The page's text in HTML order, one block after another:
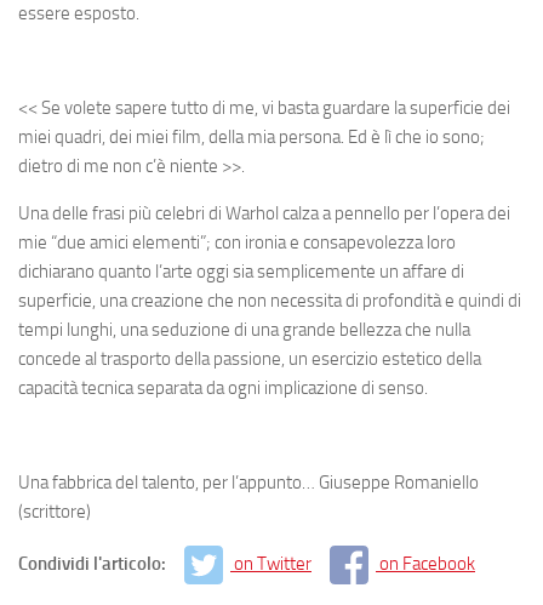
essere esposto.
<< Se volete sapere tutto di me, vi basta guardare la superficie dei
miei quadri, dei miei film, della mia persona. Ed è lì che io sono;
dietro di me non c’è niente >>.
Una delle frasi più celebri di Warhol calza a pennello per l’opera dei
mie “due amici elementi”; con ironia e consapevolezza loro
dichiarano quanto l’arte oggi sia semplicemente un affare di
superficie, una creazione che non necessita di profondità e quindi di
tempi lunghi, una seduzione di una grande bellezza che nulla
concede al trasporto della passione, un esercizio estetico della
capacità tecnica separata da ogni implicazione di senso.
Una fabbrica del talento, per l’appunto… Giuseppe Romaniello
(scrittore)
Condividi l'articolo: on Twitter on Facebook